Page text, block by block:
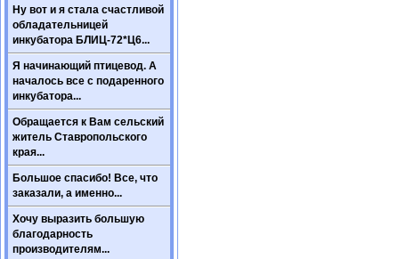
Ну вот и я стала счастливой
обладательницей
инкубатора БЛИЦ-72*Ц6...
Я начинающий птицевод. А
началось все с подаренного
инкубатора...
Обращается к Вам сельский
житель Ставропольского
края...
Большое спасибо! Все, что
заказали, а именно...
Хочу выразить большую
благодарность
производителям...